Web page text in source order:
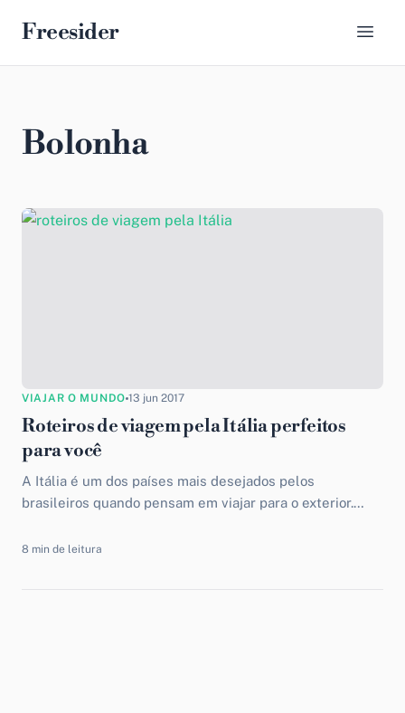
Freesider
Bolonha
VIAJAR O MUNDO 13 jun 2017
Roteiros de viagem pela Itália perfeitos
para você
A Itália é um dos países mais desejados pelos
brasileiros quando pensam em viajar para o exterior.
descendência italiana,...
8 min de leitura